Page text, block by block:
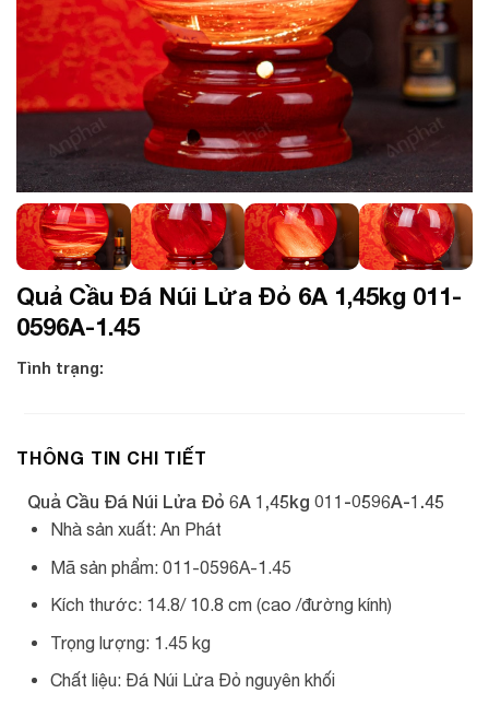
Quả Cầu Đá Núi Lửa Đỏ 6A 1,45kg 011-
0596A-1.45
Tình trạng:
THÔNG TIN CHI TIẾT
Quả Cầu Đá Núi Lửa Đỏ 6A 1,45kg 011-0596A-1.45
Nhà sản xuất: An Phát
Mã sản phẩm: 011-0596A-1.45
Kích thước: 14.8/ 10.8 cm (cao /đường kính)
Trọng lượng: 1.45 kg
Chất liệu: Đá Núi Lửa Đỏ nguyên khối